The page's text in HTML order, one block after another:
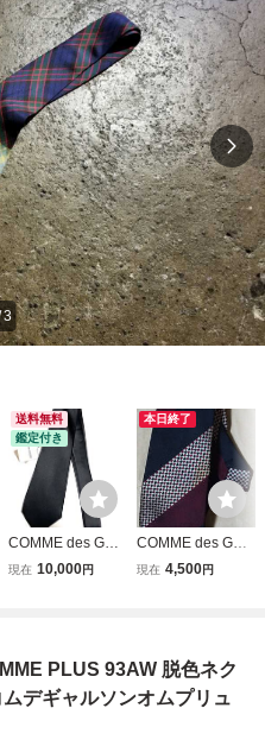
3
送料無料
鑑定付き
COMME des GAR
CONS HOMME P
現在 10,000円
本日終了
COMME des GAR
CONS HOMME P
イプ柄 [USED]
現在 4,500円
PLUS 93AW 脱色ネク
デギャルソンオムプリュ